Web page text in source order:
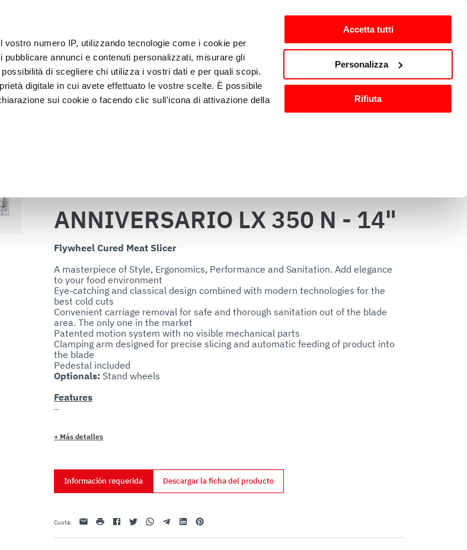
numero IP, utilizzando tecnologie come i cookie per
annunci e contenuti personalizzati, misurare gli
di scegliere chi utilizza i vostri dati e per quali scopi.
digitale in cui avete effettuato le vostre scelte. È possibile
sui cookie o facendo clic sull'icona di attivazione della
di caratteristiche specifiche (impronte digitali).
per personalizzare contenuti ed annunci, per fornire
inoltre informazioni sul modo in cui l’utente utilizza il nostro
Accetta tutti
Personalizza
Rifiuta
Clientes es-ES
Exposición y
Venta
Lavado y
desinfección
Equipamiento y accesorios
de cocina
ANNIVERSARIO LX 350 N - 14"
Flywheel Cured Meat Slicer
A masterpiece of Style, Ergonomics, Performance and Sanitation. Add elegance
to your food environment
Eye-catching and classical design combined with modern technologies for the
best cold cuts
Convenient carriage removal for safe and thorough sanitation out of the blade
area. The only one in the market
Patented motion system with no visible mechanical parts
Clamping arm designed for precise slicing and automatic feeding of product into
the blade
Optionals:
Features
Self adjusting blocking arm with stainless steel removable product pusher.
Sanitary
Rounded, edgeless design for a quick thorough cleaning.
Specifications
+ Más detalles
Información requerida Descargar la ficha del producto
Cuota: Email impresiónFacebookTwitterWhatsappTelegramLinkedinPinterest